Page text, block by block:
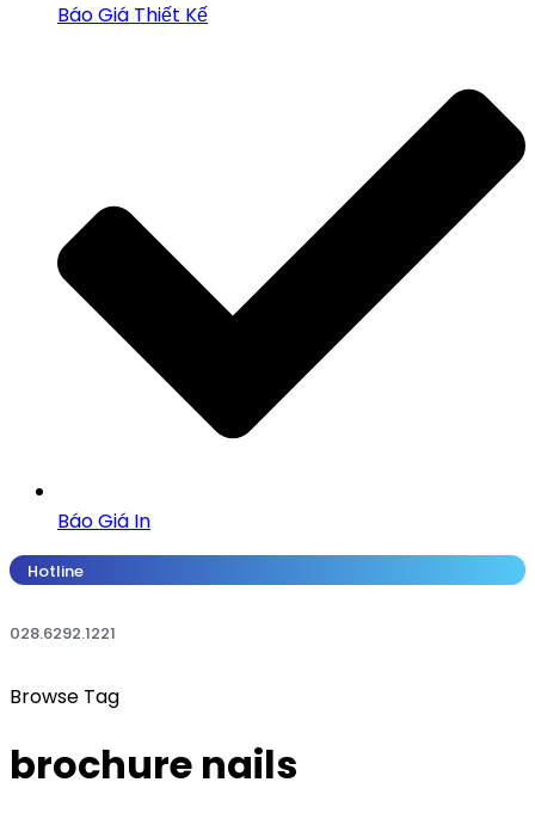
Báo Giá Thiết Kế
Báo Giá In
Hotline
028.6292.1221
Browse Tag
brochure nails